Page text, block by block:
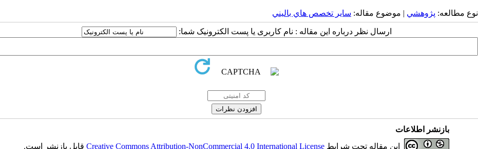
نوع مطالعه: پژوهشي | موضوع مقاله: سایر تخصص هاي باليني
ارسال نظر درباره این مقاله : نام کاربری یا پست الکترونیک شما:
بازنشر اطلاعات
این مقاله تحت شرایط Creative Commons Attribution-NonCommercial 4.0 International Licenseقابل بازنشر است.